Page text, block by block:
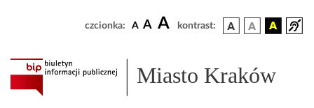
czcionka: A A A kontrast:
Miasto Kraków